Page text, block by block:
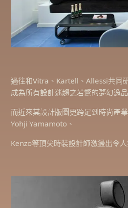
過往和Vitra、Kartell、Allessi共同
成為所有設計迷趨之若鶩的夢幻逸品
而近來其設計版圖更跨足到時尚產
Yohji Yamamoto、
Kenzo等頂尖時裝設計師激盪出令